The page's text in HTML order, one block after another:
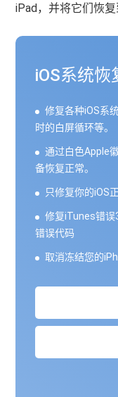
iPad，并将它们恢
iOS系统恢
修复各种iOS系
时的白屏循环等。
通过白色Apple
备恢复正常。
只修复你的iOS
修复iTunes错误
错误代码
取消冻结您的